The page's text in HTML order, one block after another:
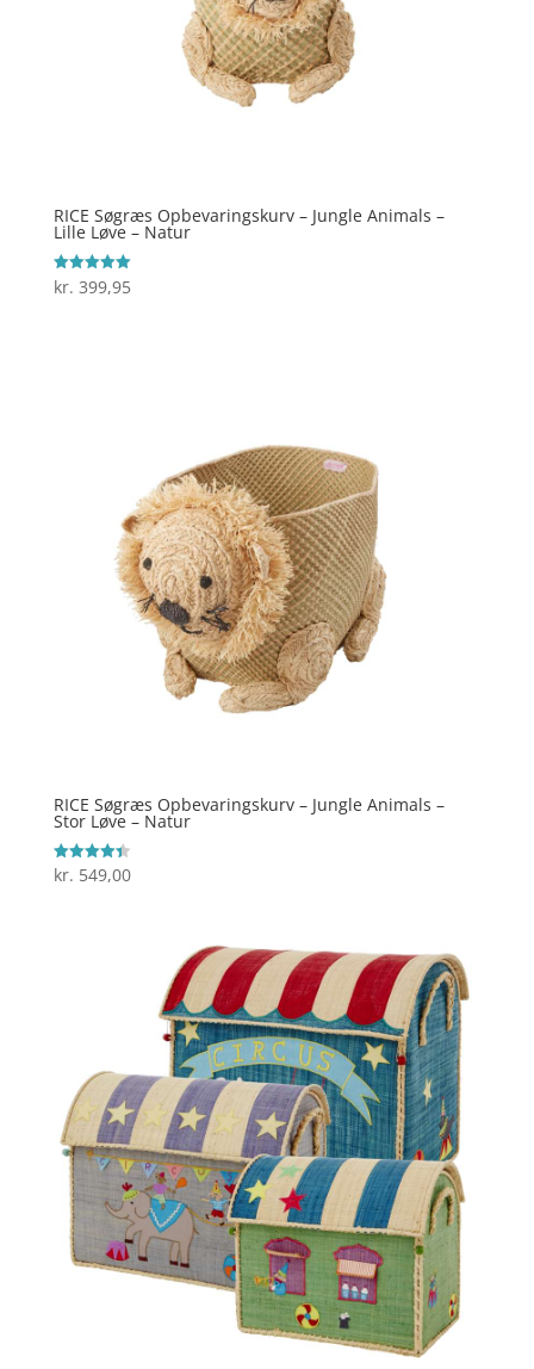
RICE Søgræs Opbevaringskurv – Jungle Animals –
Lille Løve – Natur
Vurderet
5
kr. 399,95
RICE Søgræs Opbevaringskurv – Jungle Animals –
Stor Løve – Natur
Vurderet
4.4
kr. 549,00